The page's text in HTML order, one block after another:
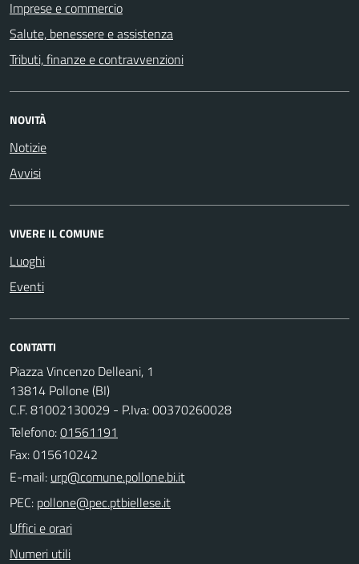
Imprese e commercio
Salute, benessere e assistenza
Tributi, finanze e contravvenzioni
NOVITÀ
Notizie
Avvisi
VIVERE IL COMUNE
Luoghi
Eventi
CONTATTI
Piazza Vincenzo Delleani, 1
13814 Pollone (BI)
C.F. 81002130029 - P.Iva: 00370260028
Telefono:01561191
Fax: 015610242
E-mail:
PEC:
Uffici e orari
Numeri utili